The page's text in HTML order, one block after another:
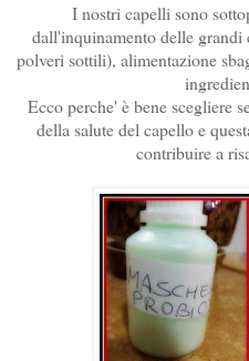
I nostri capelli sono
dall'inquinamento delle
polveri sottili), alimentazione
Ecco perche' è bene scegliere
della salute del capello e
contribuire a